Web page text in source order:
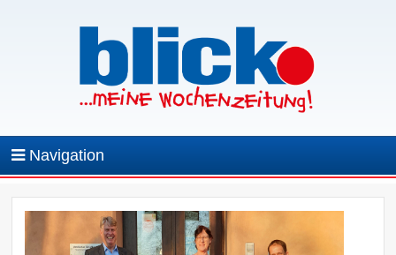
Navigation